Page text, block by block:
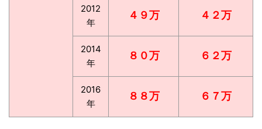
2012
年
４９万 ４２万
2014
年
８０万 ６２万
2016
年
８８万 ６７万